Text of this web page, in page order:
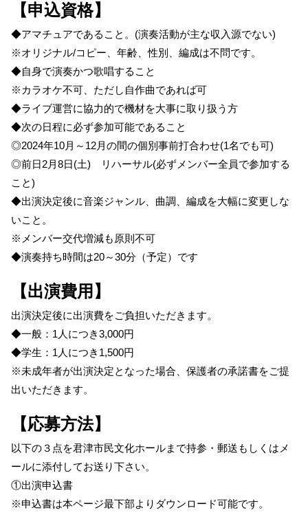
【申込資格】
◆アマチュアであること。(演奏活動が主な収入源でない)
※オリジナル/コピー、年齢、性別、編成は不問です。
◆自身で演奏かつ歌唱すること
※カラオケ不可、ただし自作曲であれば可
◆ライブ運営に協力的で機材を大事に取り扱う方
◆次の日程に必ず参加可能であること
◎2024年10月～12月の間の個別事前打合わせ(1名でも可)
◎前日2月8日(土) リハーサル(必ずメンバー全員で参加する
こと)
◆出演決定後に音楽ジャンル、曲調、編成を大幅に変更しな
いこと。
※メンバー交代増減も原則不可
◆演奏持ち時間は20～30分（予定）です
【出演費用】
出演決定後に出演費をご負担いただきます。
◆一般：1人につき3,000円
◆学生：1人につき1,500円
※未成年者が出演決定となった場合、保護者の承諾書をご提
出いただきます。
【応募方法】
以下の３点を君津市民文化ホールまで持参・郵送もしくはメ
ールに添付してお送り下さい。
①出演申込書
※申込書は本ページ最下部よりダウンロード可能です。